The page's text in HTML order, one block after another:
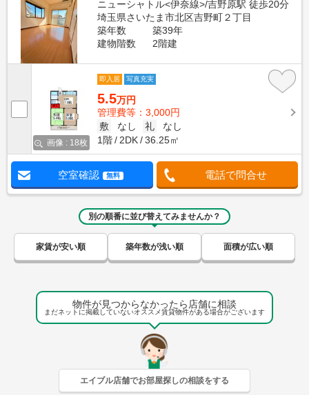
ニューシャトル<伊奈線>/吉野原駅 徒歩20分
埼玉県さいたま市北区吉野町２丁目
築年数
築39年
建物階数
2階建
画像 : 18枚
即入居 写真充実
5.5万円
管理費等：3,000円
敷
なし 礼
なし
1階
2DK 36.25㎡
空室確認 無料 電話で問合せ
別の順番に並び替えてみませんか？
家賃が安い順 築年数が浅い順 面積が広い順
物件が見つからなかったら店舗に相談
まだネットに掲載していないオススメ賃貸物件がある場合がございます
エイブル店舗でお部屋探しの相談をする